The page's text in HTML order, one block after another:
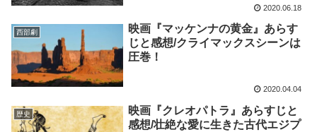
2020.06.18
西部劇
映画『マッケンナの黄金』あらす
じと感想/クライマックスシーンは
圧巻！
2020.04.04
歴史
映画『クレオパトラ』あらすじと
感想/壮絶な愛に生きた古代エジプ